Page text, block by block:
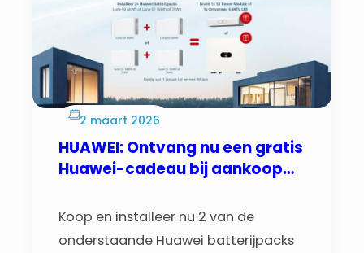
2 maart 2026
HUAWEI: Ontvang nu een gratis
Huawei-cadeau bij aankoop
Koop en installeer nu 2 van de
onderstaande Huawei batterijpacks